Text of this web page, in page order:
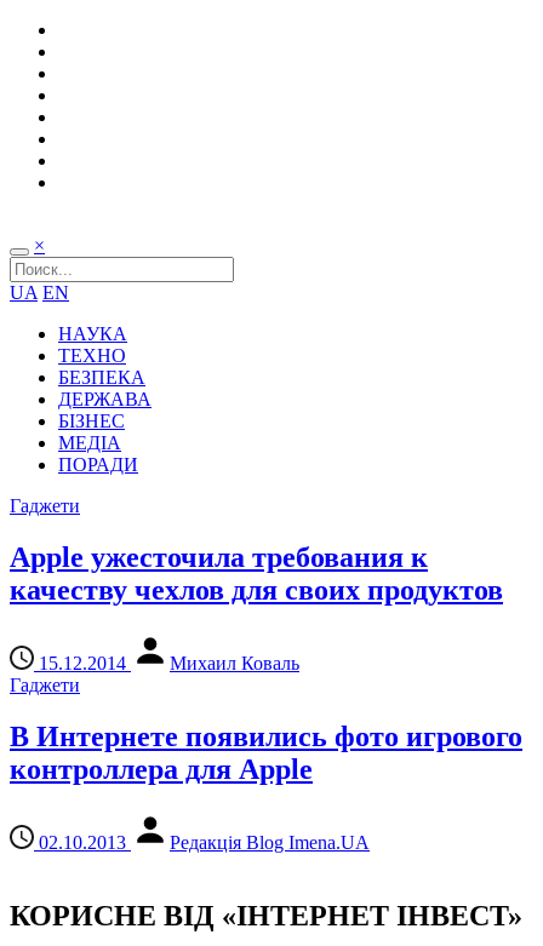
×
UA EN
НАУКА
ТЕХНО
БЕЗПЕКА
ДЕРЖАВА
БІЗНЕС
МЕДІА
ПОРАДИ
Гаджети
Apple ужесточила требования к
качеству чехлов для своих продуктов
15.12.2014
Михаил Коваль
Гаджети
В Интернете появились фото игрового
контроллера для Apple
02.10.2013 Редакція Blog Imena.UA
КОРИСНЕ ВІД «ІНТЕРНЕТ ІНВЕСТ»